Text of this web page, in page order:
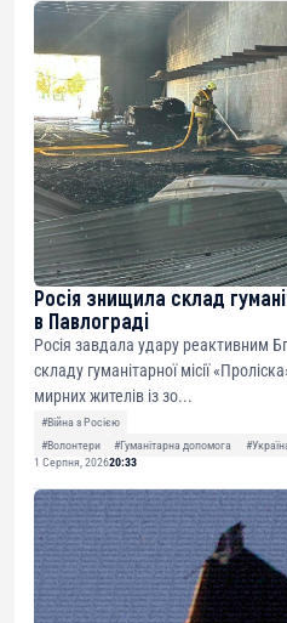
Росія знищила склад
в Павлограді
Росія завдала удару реактивним
складу гуманітарної місії
мирних жителів із зо...
#Війна з Росією
#Волонтери
#Гуманітарна допомога
1 Серпня, 202620:33